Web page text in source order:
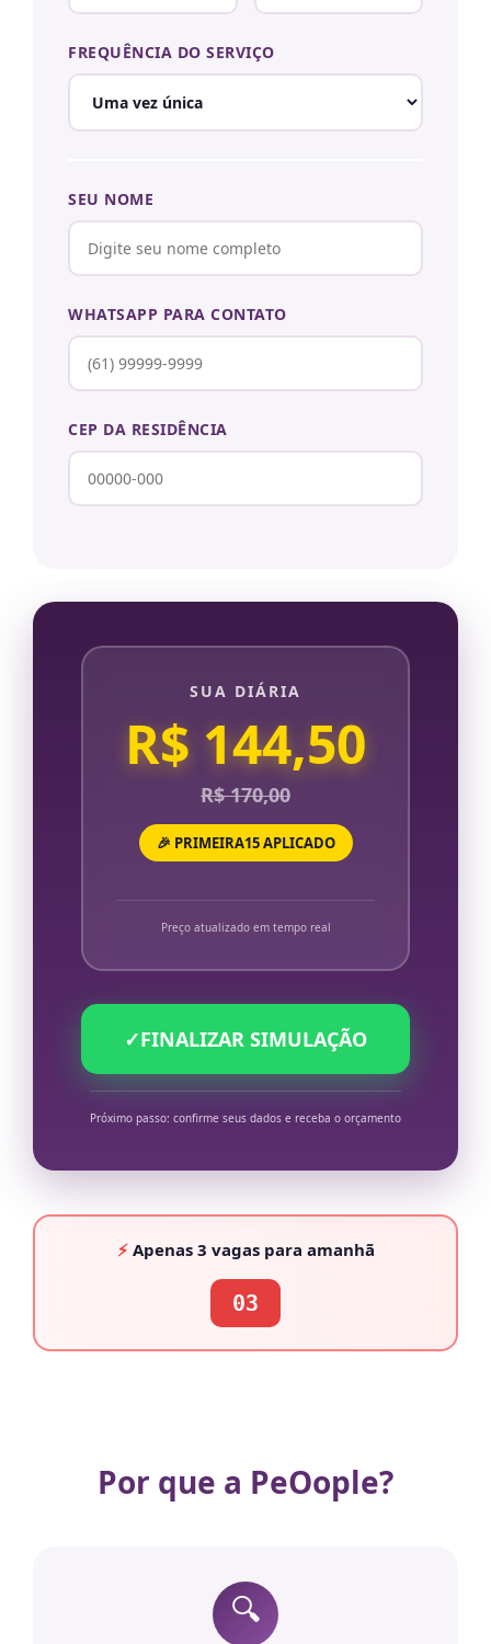
FREQUÊNCIA DO SERVIÇO
SEU NOME
WHATSAPP PARA CONTATO
CEP DA RESIDÊNCIA
SUA DIÁRIA
R$ 144,50
R$ 170,00
🎉 PRIMEIRA15 APLICADO
Preço atualizado em tempo real
✓FINALIZAR SIMULAÇÃO
Próximo passo: confirme seus dados e receba o orçamento
⚡Apenas 3 vagaspara amanhã
03
Por que a PeOople?
🔍